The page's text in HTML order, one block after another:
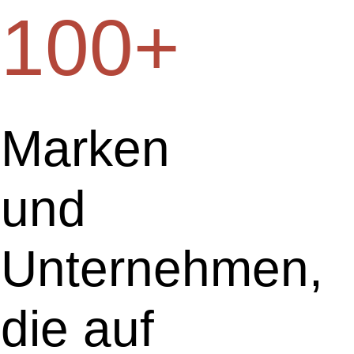
100+
Marken
und
Unternehmen,
die auf